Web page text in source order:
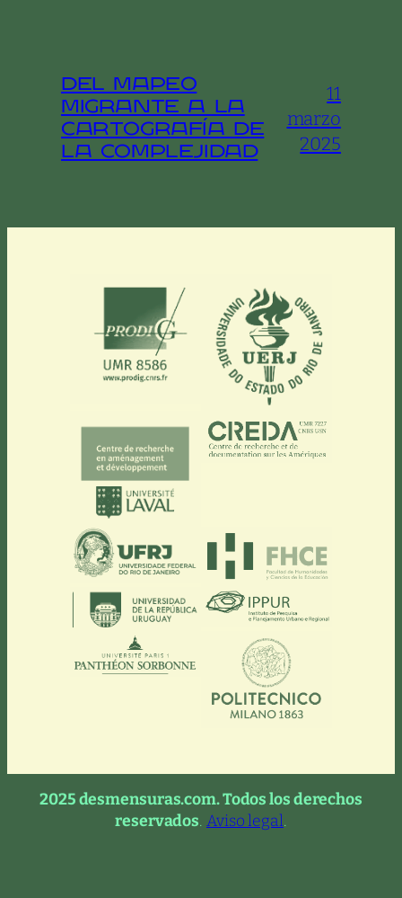
Del Mapeo
Migrante a la
Cartografía de
la Complejidad
11
marzo
2025
2025 desmensuras.com. Todos los derechos
reservados. Aviso legal.